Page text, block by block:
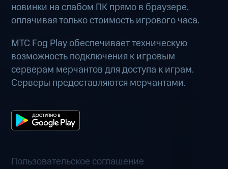
новинки на слабом ПК прямо в браузере,
оплачивая только стоимость игрового часа.
МТС Fog Play обеспечивает техническую
возможность подключения к игровым
серверам мерчантов для доступа к играм.
Серверы предоставляются мерчантами.
Пользовательское соглашение